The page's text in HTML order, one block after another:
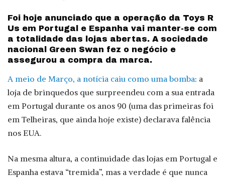
Foi hoje anunciado que a operação da Toys R
Us em Portugal e Espanha vai manter-se com
a totalidade das lojas abertas. A sociedade
nacional Green Swan fez o negócio e
assegurou a compra da marca.
A meio de Março, a notícia caiu como uma bomba: a
loja de brinquedos que surpreendeu com a sua entrada
em Portugal durante os anos 90 (uma das primeiras foi
em Telheiras, que ainda hoje existe) declarava falência
nos EUA.
Na mesma altura, a continuidade das lojas em Portugal e
Espanha estava “tremida”, mas a verdade é que nunca